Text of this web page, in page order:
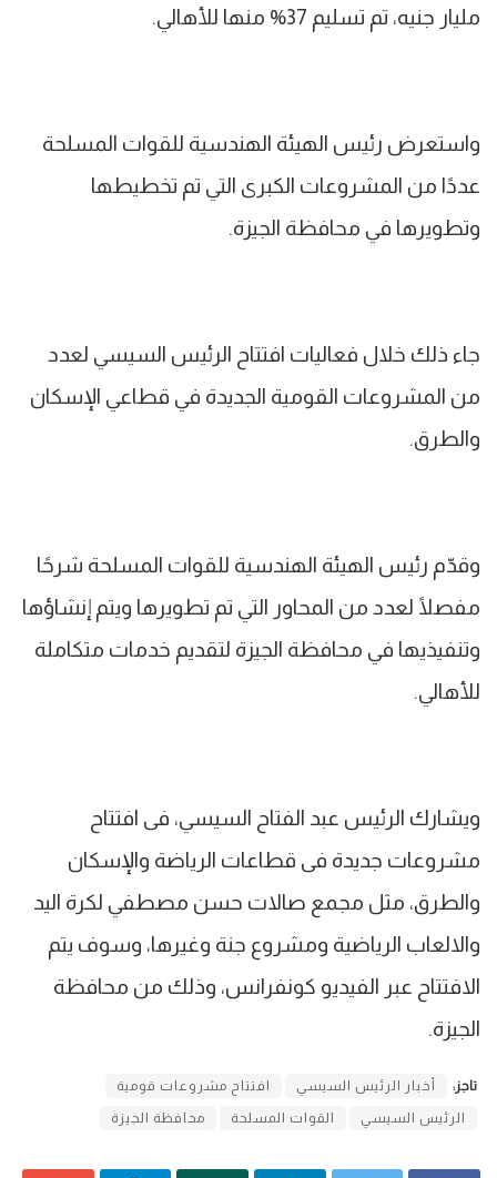
مليار جنيه، تم تسليم 37% منها للأهالي.
واستعرض رئيس الهيئة الهندسية للقوات المسلحة
عددًا من المشروعات الكبرى التي تم تخطيطها
وتطويرها في محافظة الجيزة.
جاء ذلك خلال فعاليات افتتاح الرئيس السيسي لعدد
من المشروعات القومية الجديدة في قطاعي الإسكان
والطرق.
وقدّم رئيس الهيئة الهندسية للقوات المسلحة شرحًا
مفصلًا لعدد من المحاور التي تم تطويرها ويتم إنشاؤها
وتنفيذيها في محافظة الجيزة لتقديم خدمات متكاملة
للأهالي.
ويشارك الرئيس عبد الفتاح السيسي، فى افتتاح
مشروعات جديدة فى قطاعات الرياضة والإسكان
والطرق، مثل مجمع صالات حسن مصطفي لكرة اليد
والالعاب الرياضية ومشروع جنة وغيرها، وسوف يتم
الافتتاح عبر الفيديو كونفرانس، وذلك من محافظة
الجيزة.
تاجز: أخبار الرئيس السيسي افتتاح مشروعات قومية
الرئيس السيسي القوات المسلحة محافظة الجيزة